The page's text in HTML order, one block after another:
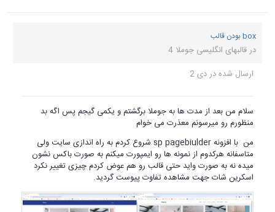
box بودن قالب
درقالبهای انگلیسی جوملا 4
ارسال شده دردی 2
سلام من بعد از مدت ها به جوملا برگشتم و یکمی گیجم پس اگه بد
منظورم رو میرسونم معذرت می خوام
من با افزونه sp pagebiulder شروع کردم به راه اندازی سایت ولی
متاسفانه هرکدوم از نمونه ها رو ایمپورت میکنم به صورت باکس نشون
میده نه به صورت واید حتی قالب رو هم عوض کردم چیزی تغییر نکرد
اسکرین شات جهت مشاهده تفاوت پیوست گردید.